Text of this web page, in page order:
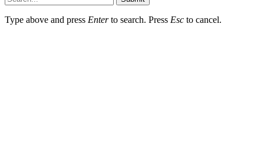
Type above and press Enterto search. Press Esc to cancel.